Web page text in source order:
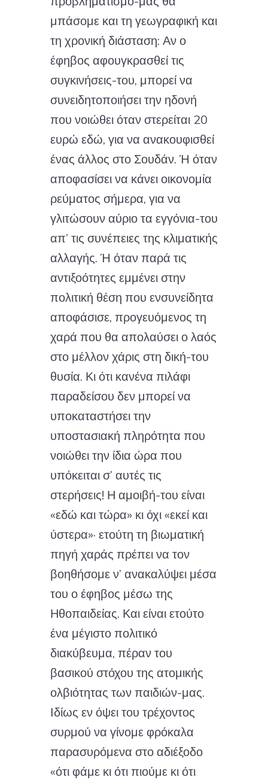
μπάσομε και τη γεωγραφική και
τη χρονική διάσταση: Αν ο
έφηβος αφουγκρασθεί τις
συγκινήσεις-του, μπορεί να
συνειδητοποιήσει την ηδονή
που νοιώθει όταν στερείται 20
ευρώ εδώ, για να ανακουφισθεί
ένας άλλος στο Σουδάν. Ή όταν
αποφασίσει να κάνει οικονομία
ρεύματος σήμερα, για να
γλιτώσουν αύριο τα εγγόνια-του
απ’ τις συνέπειες της κλιματικής
αλλαγής. Ή όταν παρά τις
αντιξοότητες εμμένει στην
πολιτική θέση που ενσυνείδητα
αποφάσισε, προγευόμενος τη
χαρά που θα απολαύσει ο λαός
στο μέλλον χάρις στη δική-του
θυσία. Κι ότι κανένα πιλάφι
παραδείσου δεν μπορεί να
υποκαταστήσει την
υποστασιακή πληρότητα που
νοιώθει την ίδια ώρα που
υπόκειται σ’ αυτές τις
στερήσεις! Η αμοιβή-του είναι
«εδώ και τώρα» κι όχι «εκεί και
ύστερα»· ετούτη τη βιωματική
πηγή χαράς πρέπει να τον
βοηθήσομε ν’ ανακαλύψει μέσα
του ο έφηβος μέσω της
Ηθοπαιδείας. Και είναι ετούτο
ένα μέγιστο πολιτικό
διακύβευμα, πέραν του
βασικού στόχου της ατομικής
ολβιότητας των παιδιών-μας.
Ιδίως εν όψει του τρέχοντος
συρμού να γίνομε φρόκαλα
παρασυρόμενα στο αδιέξοδο
«ότι φάμε κι ότι πιούμε κι ότι